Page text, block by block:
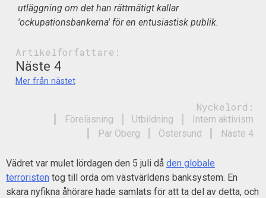
utläggning om det han rättmätigt kallar
'ockupationsbankerna' för en entusiastisk publik.
Artikelförfattare:
Näste 4
Mer från nästet
Nyckelord:
Intern aktivism
Utbildning
Föreläsning
Näste 4
Östersund
Pär Öberg
Vädret var mulet lördagen den 5 juli då den globale
terroristen tog till orda om västvärldens banksystem. En
skara nyfikna åhörare hade samlats för att ta del av detta, och